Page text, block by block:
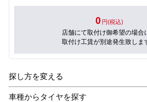
0 円(税込)
店舗にて取付け御希望の場合
取付け工賃が別途発生致しま
探し方を変える
車種からタイヤを探す